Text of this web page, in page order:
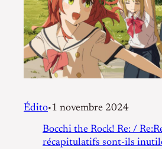
Édito•1 novembre 2024
Bocchi the Rock! Re: /
récapitulatifs sont-ils